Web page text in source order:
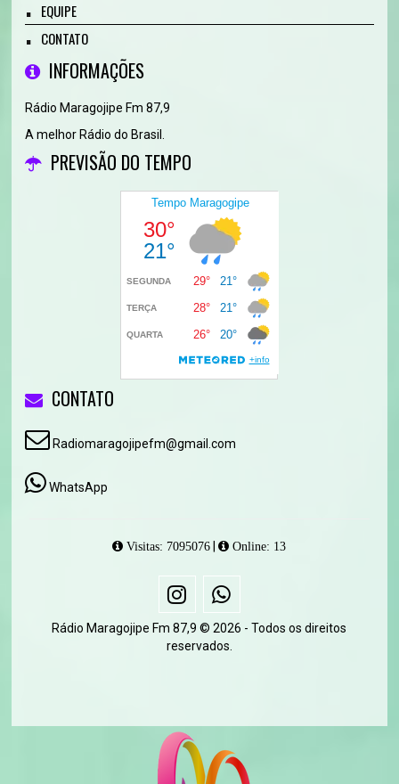
EQUIPE
CONTATO
INFORMAÇÕES
Rádio Maragojipe Fm 87,9
A melhor Rádio do Brasil.
PREVISÃO DO TEMPO
CONTATO
Radiomaragojipefm@gmail.com
WhatsApp
Visitas: 7095076 | Online: 13
Rádio Maragojipe Fm 87,9 © 2026 - Todos os direitos
reservados.